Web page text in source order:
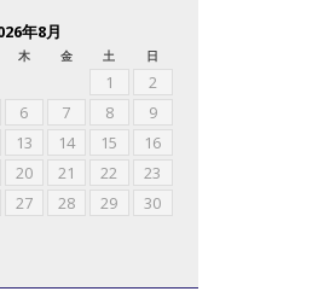
年8月
木 金 土 日
1
2
6 7 8
9
13 14 15
16
20 21 22
23
27 28 29
30